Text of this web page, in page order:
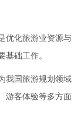
优化旅游业资源与
基础工作。
我国旅游规划领域
游客体验等多方面